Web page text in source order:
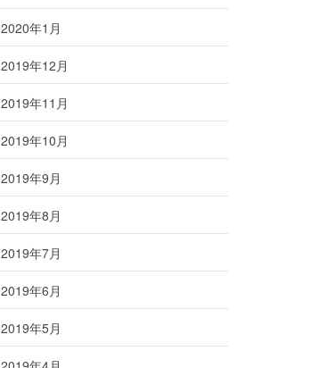
2020年1月
2019年12月
2019年11月
2019年10月
2019年9月
2019年8月
2019年7月
2019年6月
2019年5月